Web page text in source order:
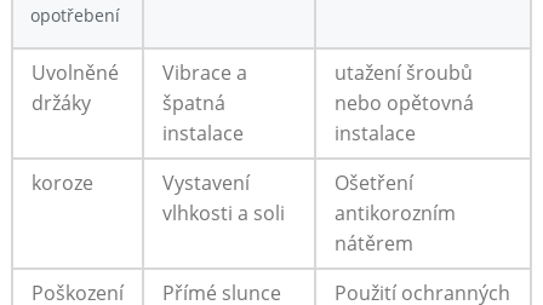
opotřebení
Uvolněné
držáky
Vibrace a
⁤špatná
instalace
utažení‌ šroubů
nebo opětovná
instalace
koroze
Vystavení
vlhkosti a⁤ soli
Ošetření
antikorozním
nátěrem
Poškození
Přímé slunce
Použití ochranných